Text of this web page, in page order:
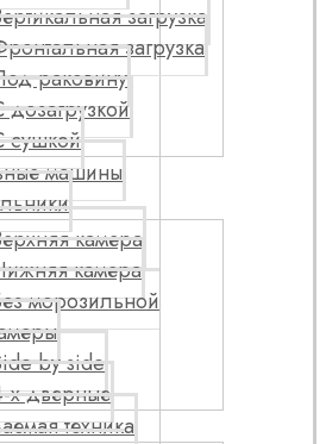
загрузка
загрузка
раковину
дозагрузкой
сушкой
машины
камера
камера
морозильной
by side
х дверные
техника